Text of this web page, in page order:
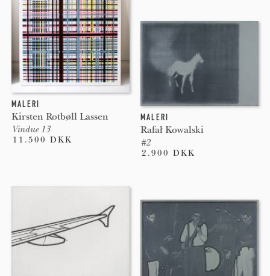
MALERI
Kirsten Rotbøll Lassen
Vindue 13
11.500 DKK
MALERI
Rafał Kowalski
#2
2.900 DKK